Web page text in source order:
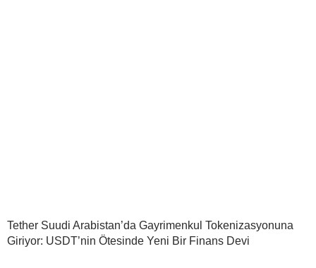
Tether Suudi Arabistan’da Gayrimenkul Tokenizasyonuna
Giriyor: USDT’nin Ötesinde Yeni Bir Finans Devi